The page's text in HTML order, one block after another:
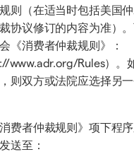
则（在适当时包括美国
协议修订的内容为准）
《消费者仲裁规则》：
www.adr.org/Rules）。
则双方或法院应选择另
费者仲裁规则》项下程
送至：